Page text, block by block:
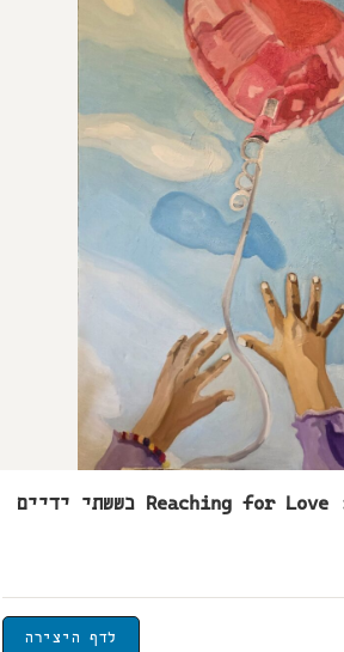
ציורי אווירה בשמן: Reaching for Love כששתי ידיים
לדף היצירה